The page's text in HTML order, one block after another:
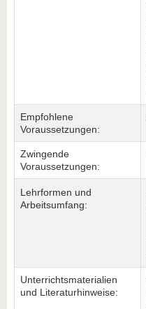
Empfohlene
Voraussetzungen:
Zwingende
Voraussetzungen:
Lehrformen und
Arbeitsumfang:
Unterrichtsmaterialien
und Literaturhinweise: